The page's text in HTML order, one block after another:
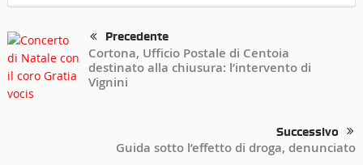
Precedente
Cortona, Ufficio Postale di Centoia
destinato alla chiusura: l’intervento di
Vignini
Successivo
Guida sotto l’effetto di droga, denunciato